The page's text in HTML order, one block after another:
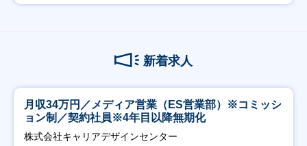
新着求人
月収34万円／メディア営業（ES営業部）※コミッシ
ョン制／契約社員※4年目以降無期化
株式会社キャリアデザインセンター